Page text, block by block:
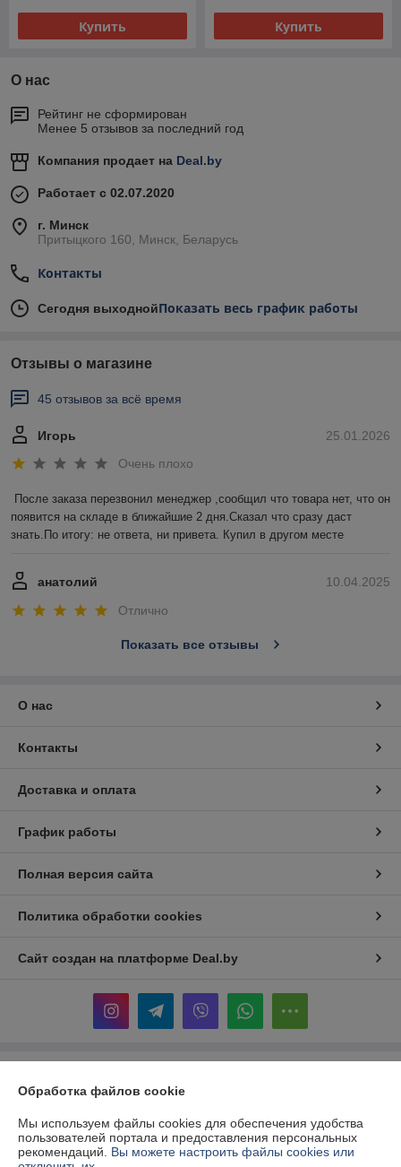
Купить Купить
О нас
Рейтинг не сформирован
Менее 5 отзывов за последний год
Компания продает на Deal.by
Работает с 02.07.2020
г. Минск
Притыцкого 160, Минск, Беларусь
Контакты
Сегодня выходнойПоказать весь график работы
Отзывы о магазине
45 отзывов за всё время
25.01.2026
Игорь
Очень плохо
После заказа перезвонил менеджер ,сообщил что товара нет, что он
появится на складе в ближайшие 2 дня.Сказал что сразу даст
знать.По итогу: не ответа, ни привета. Купил в другом месте
10.04.2025
анатолий
Отлично
Показать все отзывы
О нас
Контакты
Доставка и оплата
График работы
Полная версия сайта
Политика обработки cookies
Сайт создан на платформе Deal.by
Республика Беларусь, 220017, г. Минск, ул. Притыцкого, 160,
помещение 174.
Регистрационный номер ЕГР: 192208106
Обработка файлов cookie
Мы используем файлы cookies для обеспечения удобства
пользователей портала и предоставления персональных
рекомендаций. Вы можете настроить файлы cookies или